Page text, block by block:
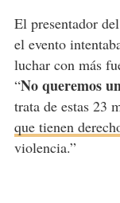
El presentador
el evento
luchar con más
“No queremos
trata de estas 23
que tienen
violencia.”